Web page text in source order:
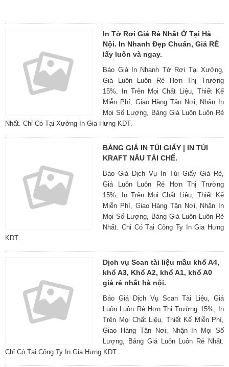
In Tờ Rơi Giá Rẻ Nhất Ở Tại Hà
Nội. In Nhanh Đẹp Chuẩn, Giá RẺ
lấy luôn và ngay.
Báo Giá In Nhanh Tờ Rơi Tại Xưởng,
Giá Luôn Luôn Rẻ Hơn Thị Trường
15%, In Trên Mọi Chất Liệu, Thiết Kế
Miễn Phí, Giao Hàng Tận Nơi, Nhận In
Mọi Số Lượng, Bảng Giá Luôn Luôn Rẻ
Nhất. Chỉ Có Tại Xưởng In Gia Hưng KDT.
BẢNG GIÁ IN TÚI GIẤY | IN TÚI
KRAFT NÂU TÁI CHẾ.
Báo Giá Dịch Vụ In Túi Giấy Giá Rẻ,
Giá Luôn Luôn Rẻ Hơn Thị Trường
15%, In Trên Mọi Chất Liệu, Thiết Kế
Miễn Phí, Giao Hàng Tận Nơi, Nhận In
Mọi Số Lượng, Bảng Giá Luôn Luôn Rẻ
Nhất. Chỉ Có Tại Công Ty In Gia Hưng
KDT.
Dịch vụ Scan tài liệu mầu khổ A4,
khổ A3, Khổ A2, khổ A1, khổ A0
giá rẻ nhất hà nội.
Báo Giá Dịch Vụ Scan Tài Liệu, Giá
Luôn Luôn Rẻ Hơn Thị Trường 15%, In
Trên Mọi Chất Liệu, Thiết Kế Miễn Phí,
Giao Hàng Tận Nơi, Nhận In Mọi Số
Lượng, Bảng Giá Luôn Luôn Rẻ Nhất.
Chỉ Có Tại Công Ty In Gia Hưng KDT.